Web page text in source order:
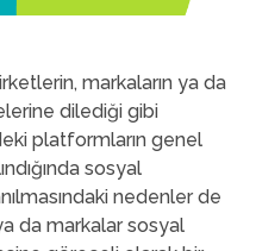
markaların ya da
dilediği gibi
platformların genel
sosyal
nedenler de
da markalar sosyal